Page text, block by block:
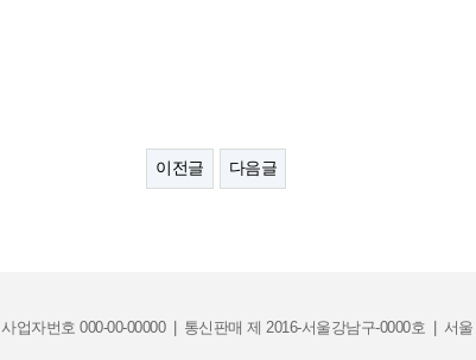
이전글 다음글
사업자번호 000-00-00000 통신판매 제 2016-서울강남구-0000호 서